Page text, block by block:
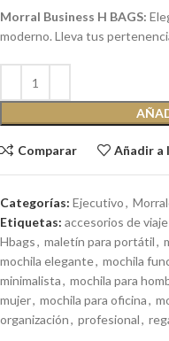
Morral Business H BAGS:
moderno. Lleva tus
Comparar Añadir a
Categorías: Ejecutivo,
Etiquetas: accesorios de viaje
Hbags, maletín para portátil,
mochila elegante, mochila
minimalista, mochila para
mujer, mochila para oficina,
organización, profesional,